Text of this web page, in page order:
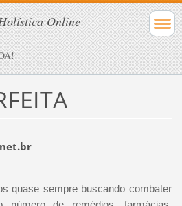
Online
quase sempre buscando combater